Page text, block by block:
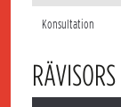
Konsultation
RÄVISORS